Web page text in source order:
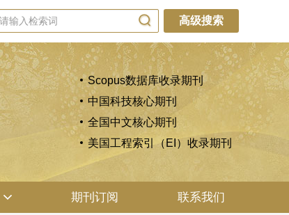
高级搜索
Scopus数据库收录期刊
中国科技核心期刊
全国中文核心期刊
美国工程索引（EI）收录期刊
期刊订阅 联系我们